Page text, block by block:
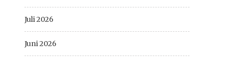
Juli 2026
Juni 2026